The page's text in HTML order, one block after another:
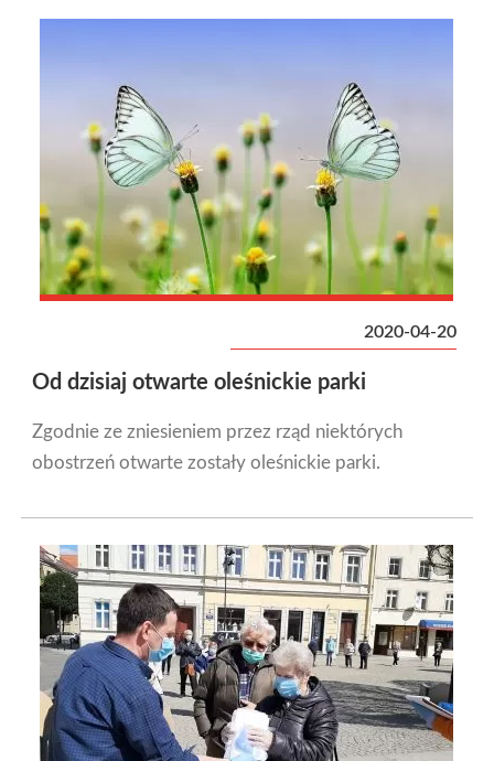
2020-04-20
Od dzisiaj otwarte oleśnickie parki
Zgodnie ze zniesieniem przez rząd niektórych
obostrzeń otwarte zostały oleśnickie parki.